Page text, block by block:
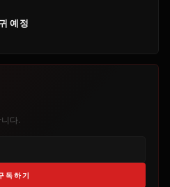
예정
다.
독하기